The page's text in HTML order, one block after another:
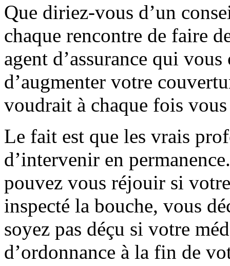
Que diriez-vous d’un
chaque rencontre de faire
agent d’assurance qui
d’augmenter votre
voudrait à chaque fois
Le fait est que les vrais
d’intervenir en
pouvez vous réjouir si
inspecté la bouche, vous
soyez pas déçu si votre
d’ordonnance à la fin de